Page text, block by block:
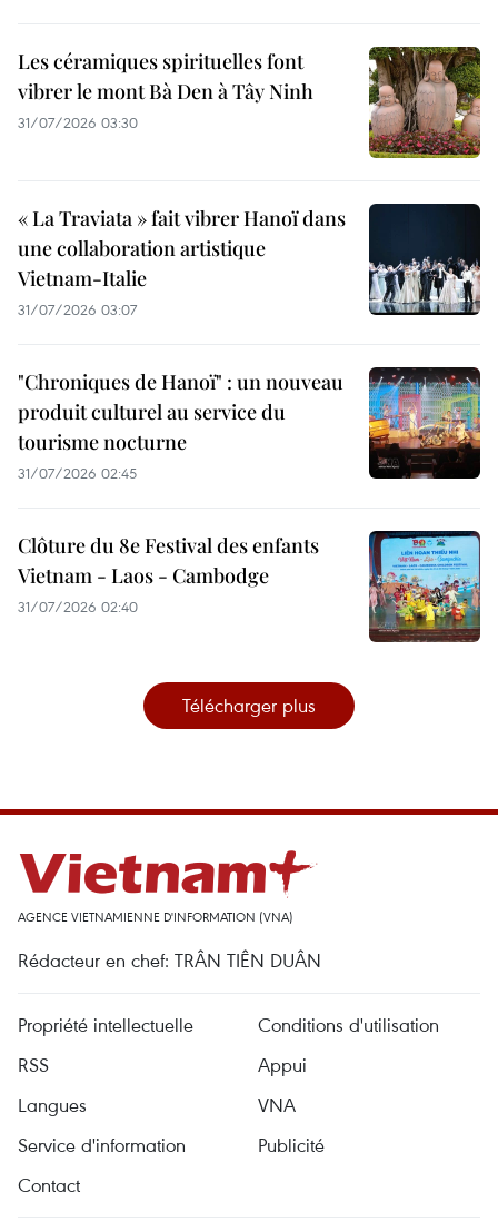
Les céramiques spirituelles font
vibrer le mont Bà Den à Tây Ninh
31/07/2026 03:30
« La Traviata » fait vibrer Hanoï dans
une collaboration artistique
Vietnam-Italie
31/07/2026 03:07
"Chroniques de Hanoï" : un nouveau
produit culturel au service du
tourisme nocturne
31/07/2026 02:45
Clôture du 8e Festival des enfants
Vietnam - Laos - Cambodge
31/07/2026 02:40
Télécharger plus
AGENCE VIETNAMIENNE D'INFORMATION (VNA)
Rédacteur en chef: TRÂN TIÊN DUÂN
Propriété intellectuelle
Conditions d'utilisation
RSS
Appui
Langues
VNA
Service d'information
Publicité
Contact